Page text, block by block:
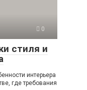
0
стиля и
интерьера
где требования